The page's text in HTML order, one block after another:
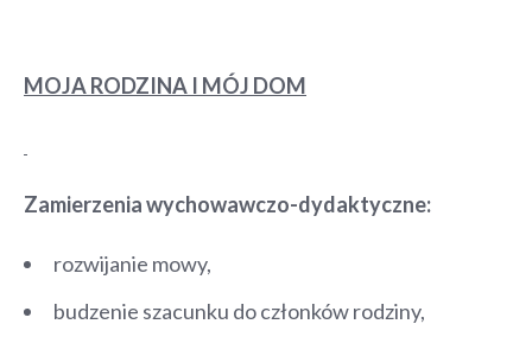
MOJA RODZINA I MÓJ DOM
Zamierzenia wychowawczo-dydaktyczne:
rozwijanie mowy,
budzenie szacunku do członków rodziny,